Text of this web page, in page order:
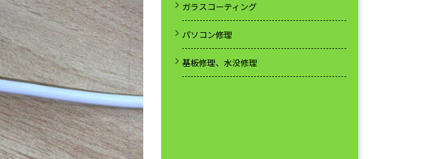
ガラスコーティング
パソコン修理
基板修理、水没修理